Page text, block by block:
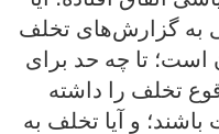
به گزارش‌های تخلف
است؛ تا چه حد برای
تخلف را داشته
و آیا تخلف به